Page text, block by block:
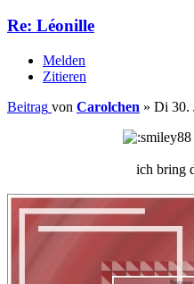
Re: Léonille
Melden
Zitieren
Beitrag von Carolchen » Di 30.
ich bring